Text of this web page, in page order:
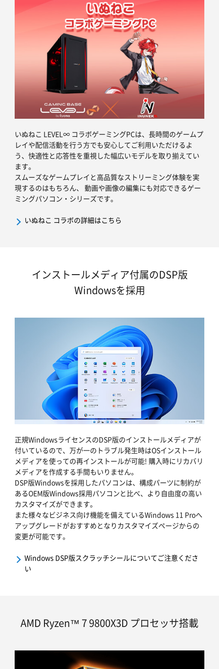
いぬねこ LEVEL∞ コラボゲーミングPCは、長時間のゲームプ
レイや配信活動を行う方でも安心してご利用いただけるよ
う、快適性と応答性を重視した幅広いモデルを取り揃えてい
ます。
スムーズなゲームプレイと高品質なストリーミング体験を実
現するのはもちろん、 動画や画像の編集にも対応できるゲー
ミングパソコン・シリーズです。
いぬねこ コラボの詳細はこちら
インストールメディア付属のDSP版
Windowsを採用
正規WindowsライセンスのDSP版のインストールメディアが
付いているので、万が一のトラブル発生時はOSインストール
メディアを使っての再インストールが可能! 購入時にリカバリ
メディアを作成する手間もいりません。
DSP版Windowsを採用したパソコンは、構成パーツに制約が
あるOEM版Windows採用パソコンと比べ、より自由度の高い
カスタマイズができます。
また様々なビジネス向け機能を備えているWindows 11 Proへ
アップグレードがおすすめとなりカスタマイズページからの
変更が可能です。
Windows DSP版スクラッチシールについてご注意くださ
い
AMD Ryzen™ 7 9800X3D プロセッサ搭載